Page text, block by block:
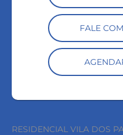
FALE
RESIDENCIAL VILA DOS